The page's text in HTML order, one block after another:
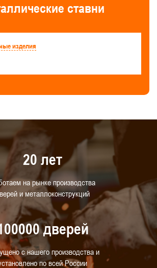
ставни
изделия
20 лет
на рынке производства
и металлоконструкций
дверей
с нашего производства и
по всей России